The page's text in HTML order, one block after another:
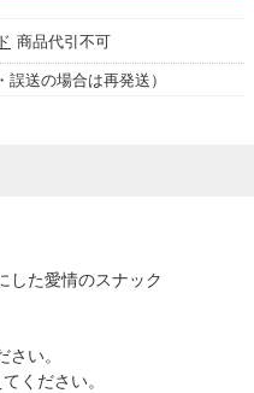
商品代引不可
送の場合は再発送）
した愛情のスナック
い。
ください。